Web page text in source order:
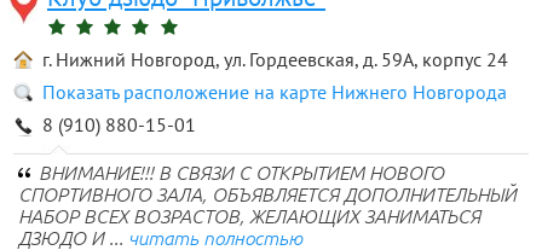
г. Нижний Новгород, ул. Гордеевская, д. 59А, корпус 24
Показать расположение на карте Нижнего Новгорода
8 (910) 880-15-01
ВНИМАНИЕ!!! В СВЯЗИ С ОТКРЫТИЕМ НОВОГО
СПОРТИВНОГО ЗАЛА, ОБЪЯВЛЯЕТСЯ ДОПОЛНИТЕЛЬНЫЙ
НАБОР ВСЕХ ВОЗРАСТОВ, ЖЕЛАЮЩИХ ЗАНИМАТЬСЯ
ДЗЮДО И ... читать полностью